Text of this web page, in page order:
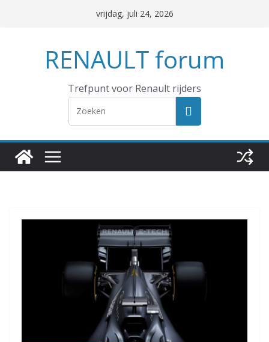
vrijdag, juli 24, 2026
RENAULT forum
Trefpunt voor Renault rijders